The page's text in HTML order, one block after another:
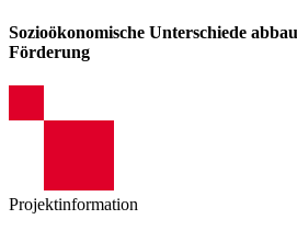
Sozioökonomische Unterschiede
Förderung
Projektinformation